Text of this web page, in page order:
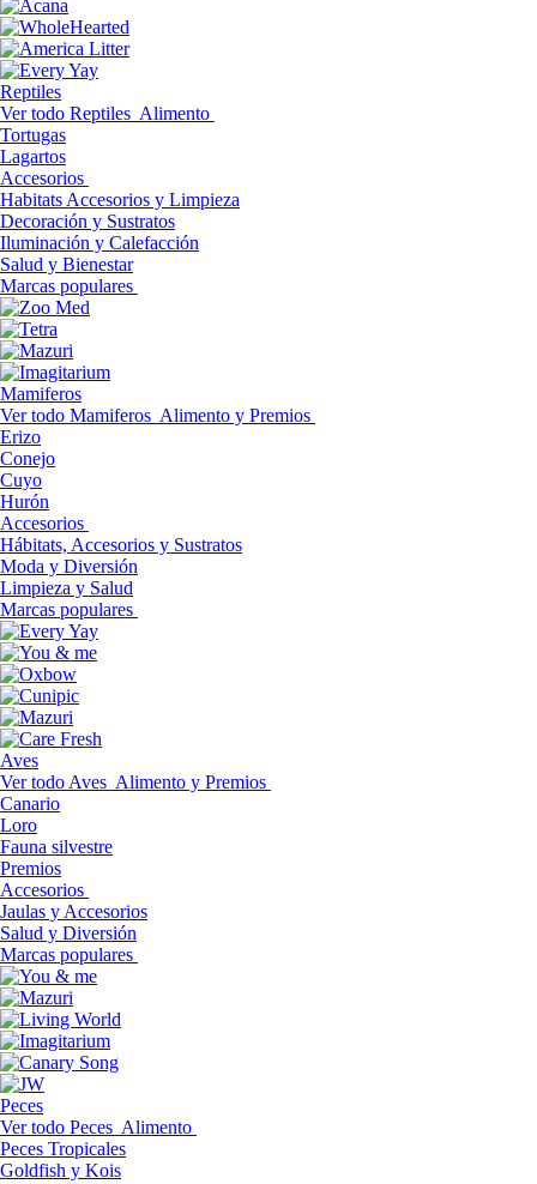
Reptiles
Ver todo Reptiles Alimento
Tortugas
Lagartos
Accesorios
Habitats Accesorios y Limpieza
Decoración y Sustratos
Iluminación y Calefacción
Salud y Bienestar
Marcas populares
Mamiferos
Ver todo Mamiferos Alimento y Premios
Erizo
Conejo
Cuyo
Hurón
Accesorios
Hábitats, Accesorios y Sustratos
Moda y Diversión
Limpieza y Salud
Marcas populares
Aves
Ver todo Aves Alimento y Premios
Canario
Loro
Fauna silvestre
Premios
Accesorios
Jaulas y Accesorios
Salud y Diversión
Marcas populares
Peces
Ver todo Peces Alimento
Peces Tropicales
Goldfish y Kois